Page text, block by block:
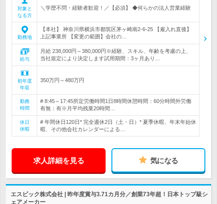
対象と
なる方
＼学歴不問・経験者歓迎！／【必須】 ◆何らかの法人営業経験
勤務地
【本社】 神奈川県横浜市都筑区茅ヶ崎南2-6-25 【雇入れ直後】
上記事業所 【変更の範囲】会社の…
給与
月給 238,000円～380,000円※経験、スキル、年齢を考慮の上、
当社規定により決定します試用期間：3ヶ月あり…
初年度
年収
350万円～480万円
勤務
時間
# 8:45～17:45所定労働時間1日8時間休憩時間：60分時間外労働
有無：有※月平均残業20時間…
休日
休暇
# 年間休日120日* 完全週休2日（土・日）* 夏季休暇、年末年始休
暇、その他会社カレンダーによる…
求人詳細を見る 気になる
エスビック株式会社 | 昨年度賞与3.71カ月分／創業73年超！日本トップ級シ
ェアメーカー